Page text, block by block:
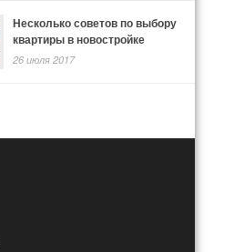
Несколько советов по выбору
квартиры в новостройке
26 июля 2017